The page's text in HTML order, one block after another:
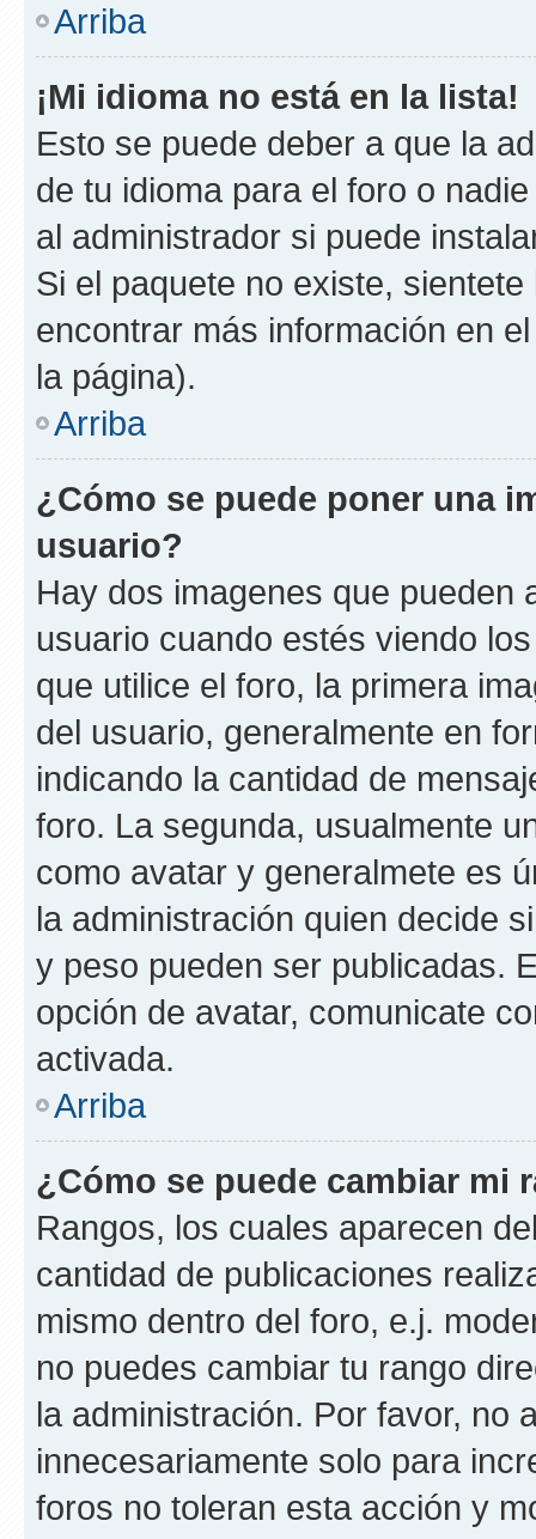
Arriba
¡Mi idioma no está en la lista!
Esto se puede deber a que la
de tu idioma para el foro o
al administrador si puede
Si el paquete no existe,
encontrar más información en
la página).
Arriba
¿Cómo se puede poner una
usuario?
Hay dos imagenes que pueden
usuario cuando estés viendo
que utilice el foro, la primera
del usuario, generalmente en
indicando la cantidad de
foro. La segunda, usualmente
como avatar y generalmete es
la administración quien decide
y peso pueden ser publicadas.
opción de avatar, comunicate
activada.
Arriba
¿Cómo se puede cambiar mi
Rangos, los cuales aparecen
cantidad de publicaciones
mismo dentro del foro, e.j.
no puedes cambiar tu rango
la administración. Por favor, no
innecesariamente solo para
foros no toleran esta acción y